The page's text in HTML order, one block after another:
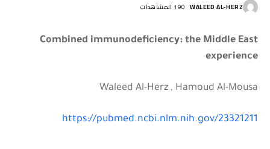
WALEED AL-HERZ 190 المشاهدات
Combined immunodeficiency: the Middle East
experience
Waleed Al-Herz , Hamoud Al-Mousa
https://pubmed.ncbi.nlm.nih.gov/23321211